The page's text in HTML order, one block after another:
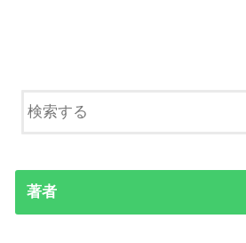
著者